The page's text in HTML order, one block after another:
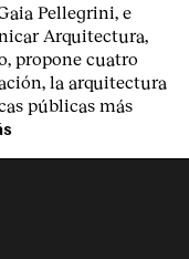
Pellegrini, e
Arquitectura,
propone cuatro
la arquitectura
públicas más